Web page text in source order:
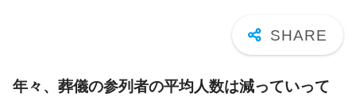
年々、葬儀の参列者の平均人数は減っていって